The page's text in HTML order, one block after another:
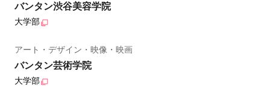
バンタン渋谷美容学院
大学部
アート・デザイン・映像・映画
バンタン芸術学院
大学部